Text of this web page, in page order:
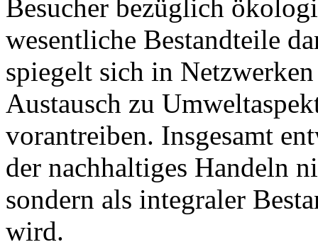
Besucher bezüglich
wesentliche Bestandteile
spiegelt sich in
Austausch zu
vorantreiben. Insgesamt
der nachhaltiges Handeln
sondern als integraler
wird.